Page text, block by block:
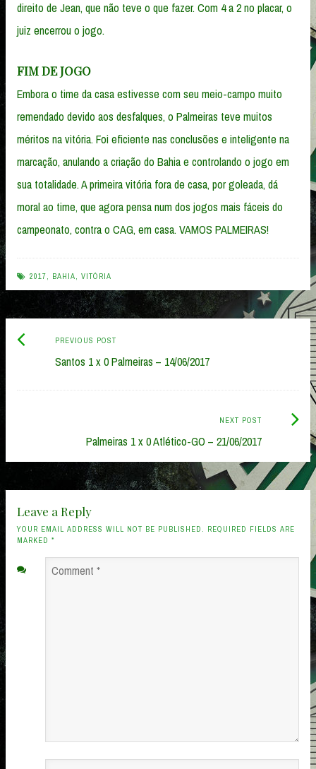
direito de Jean, que não teve o que fazer. Com 4 a 2 no placar, o
juiz encerrou o jogo.
FIM DE JOGO
Embora o time da casa estivesse com seu meio-campo muito
remendado devido aos desfalques, o Palmeiras teve muitos
méritos na vitória. Foi eficiente nas conclusões e inteligente na
marcação, anulando a criação do Bahia e controlando o jogo em
sua totalidade. A primeira vitória fora de casa, por goleada, dá
moral ao time, que agora pensa num dos jogos mais fáceis do
campeonato, contra o CAG, em casa. VAMOS PALMEIRAS!
2017 BAHIA VITÓRIA
Post
navigation
PREVIOUS POSTPrevious
post:
Santos 1 x 0 Palmeiras – 14/06/2017
NEXT POST
Palmeiras 1 x 0 Atlético-GO – 21/06/2017
Next
Leave a Reply
YOUR EMAIL ADDRESS WILL NOT BE PUBLISHED. REQUIRED FIELDS ARE
MARKED *
Comment